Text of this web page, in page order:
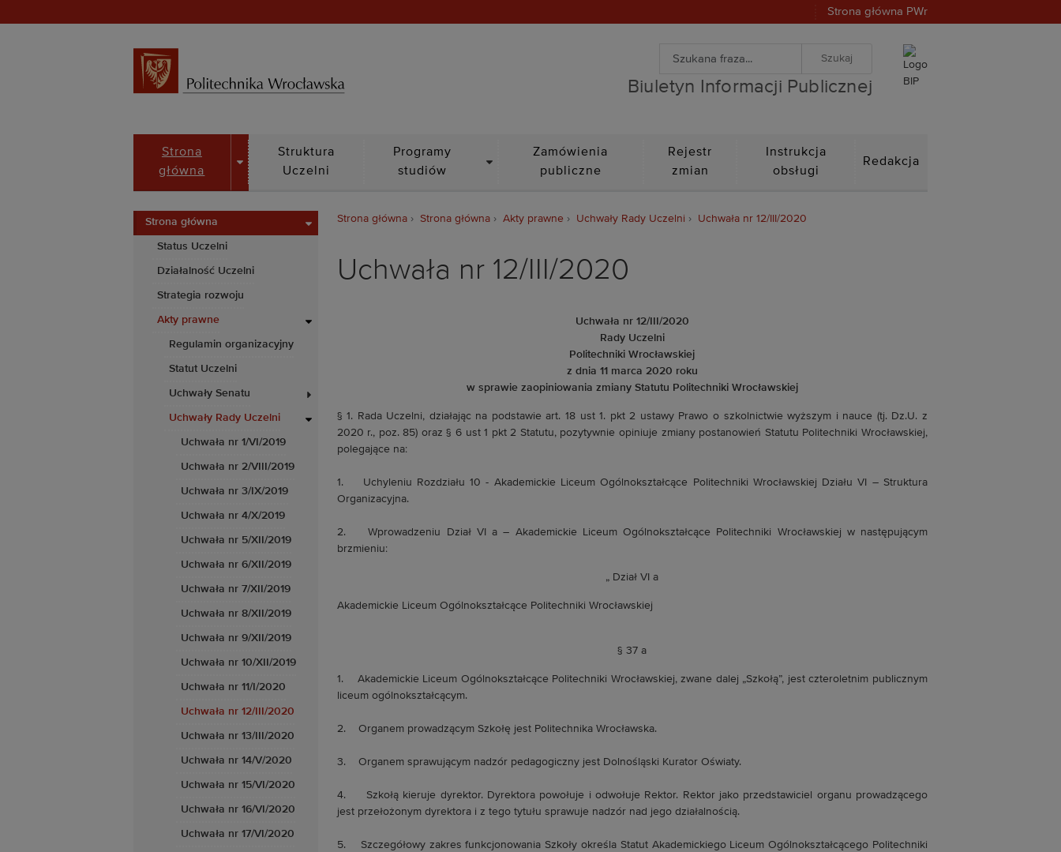
Strona główna PWr
Biuletyn Informacji Publicznej
Wyszukiwarka
Wyszukiwanie zaawansowane
Biuletyn Informacji Publicznej
Strona
główna
DROPDOWN
Struktura
Uczelni
Programy
studiów
Zamówienia
publiczne
Rejestr
zmian
Instrukcja
obsługi
Redakcja
Strona główna
Status Uczelni
Działalność Uczelni
Strategia rozwoju
Akty prawne
Regulamin organizacyjny
Statut Uczelni
Uchwały Senatu
Uchwały Rady Uczelni
Uchwała nr 1/VI/2019
Uchwała nr 2/VIII/2019
Uchwała nr 3/IX/2019
Uchwała nr 4/X/2019
Uchwała nr 5/XII/2019
Uchwała nr 6/XII/2019
Uchwała nr 7/XII/2019
Uchwała nr 8/XII/2019
Uchwała nr 9/XII/2019
Uchwała nr 10/XII/2019
Uchwała nr 11/I/2020
Uchwała nr 12/III/2020
Uchwała nr 13/III/2020
Uchwała nr 14/V/2020
Uchwała nr 15/VI/2020
Uchwała nr 16/VI/2020
Uchwała nr 17/VI/2020
Strona główna Strona główna Akty prawne Uchwały Rady Uczelni Uchwała nr 12/III/2020
Uchwała nr 12/III/2020
Uchwała nr 12/III/2020
Rady Uczelni
Politechniki Wrocławskiej
z dnia 11 marca 2020 roku
w sprawie zaopiniowania zmiany Statutu Politechniki Wrocławskiej
§ 1. Rada Uczelni, działając na podstawie art. 18 ust 1. pkt 2 ustawy Prawo o szkolnictwie wyższym i nauce (tj. Dz.U. z
2020 r., poz. 85) oraz § 6 ust 1 pkt 2 Statutu, pozytywnie opiniuje zmiany postanowień Statutu Politechniki Wrocławskiej,
polegające na:
1. Uchyleniu Rozdziału 10 - Akademickie Liceum Ogólnokształcące Politechniki Wrocławskiej Działu VI – Struktura
Organizacyjna.
2. Wprowadzeniu Dział VI a – Akademickie Liceum Ogólnokształcące Politechniki Wrocławskiej w następującym
brzmieniu:
„ Dział VI a
Akademickie Liceum Ogólnokształcące Politechniki Wrocławskiej
§ 37 a
1. Akademickie Liceum Ogólnokształcące Politechniki Wrocławskiej, zwane dalej „Szkołą”, jest czteroletnim publicznym
liceum ogólnokształcącym.
2. Organem prowadzącym Szkołę jest Politechnika Wrocławska.
3. Organem sprawującym nadzór pedagogiczny jest Dolnośląski Kurator Oświaty.
4. Szkołą kieruje dyrektor. Dyrektora powołuje i odwołuje Rektor. Rektor jako przedstawiciel organu prowadzącego
jest przełożonym dyrektora i z tego tytułu sprawuje nadzór nad jego działalnością.
5. Szczegółowy zakres funkcjonowania Szkoły określa Statut Akademickiego Liceum Ogólnokształcącego Politechniki